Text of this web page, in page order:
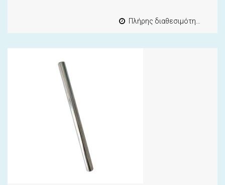
Πλήρης διαθεσιμότητα